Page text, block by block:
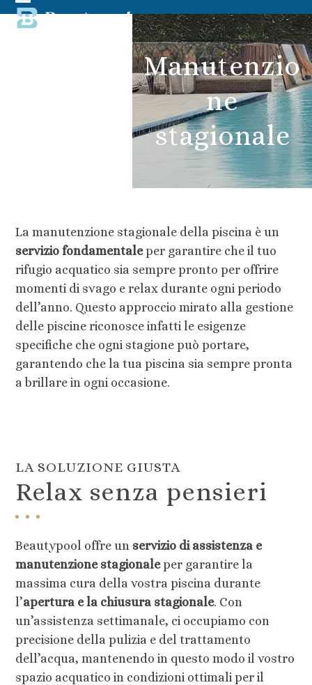
Skip
Open
Close
Manutenzio
ne
stagionale
La manutenzione stagionale della piscina è un
servizio fondamentaleper garantire che il tuo
rifugio acquatico sia sempre pronto per offrire
momenti di svago e relax durante ogni periodo
dell’anno. Questo approccio mirato alla gestione
delle piscine riconosce infatti le esigenze
specifiche che ogni stagione può portare,
garantendo che la tua piscina sia sempre pronta
a brillare in ogni occasione.
LA SOLUZIONE GIUSTA
Relax senza pensieri
Beautypool offre un servizio di assistenza e
manutenzione stagionaleper garantire la
massima cura della vostra piscina durante
l’apertura e la chiusura stagionale. Con
un’assistenza settimanale, ci occupiamo con
precisione della pulizia e del trattamento
dell’acqua, mantenendo in questo modo il vostro
spazio acquatico in condizioni ottimali per il